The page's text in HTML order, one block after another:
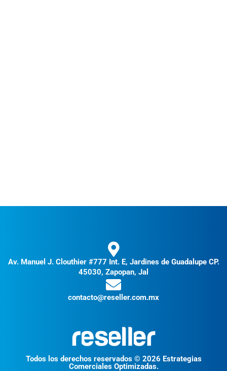
Av. Manuel J. Clouthier #777 Int. E, Jardines de Guadalupe CP.
45030, Zapopan, Jal
contacto@reseller.com.mx
Todos los derechos reservados © 2026 Estrategias
Comerciales Optimizadas.